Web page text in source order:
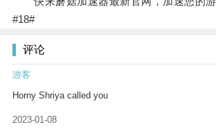
#18#
评论
游客
Horny Shriya called you
2023-01-08